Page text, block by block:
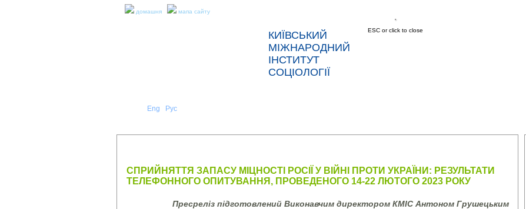
домашня мапа сайту
КИЇВСЬКИЙ
МІЖНАРОДНИЙ
ІНСТИТУТ
СОЦІОЛОГІЇ
Eng Рус
ESC or click to close
СПРИЙНЯТТЯ ЗАПАСУ МІЦНОСТІ РОСІЇ У ВІЙНІ ПРОТИ УКРАЇНИ: РЕЗУЛЬТАТИ
ТЕЛЕФОННОГО ОПИТУВАННЯ, ПРОВЕДЕНОГО 14-22 ЛЮТОГО 2023 РОКУ
Пресреліз підготовлений Виконавчим директором КМІС Антоном Грушецьким